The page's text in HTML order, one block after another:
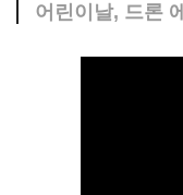
어린이날, 드론